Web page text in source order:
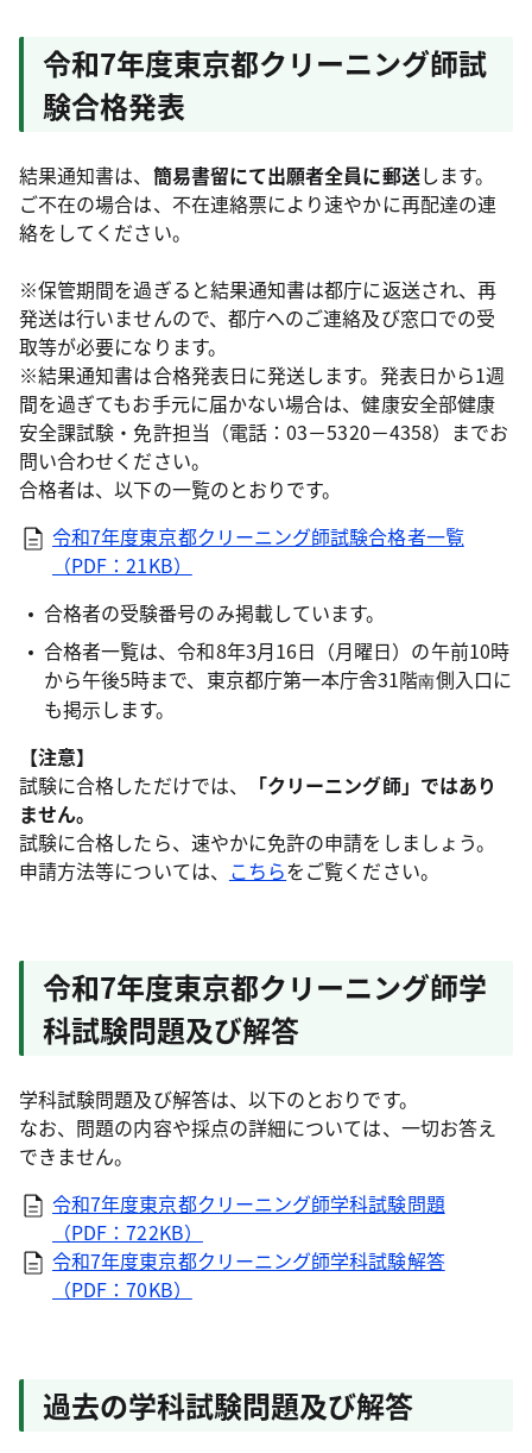
令和7年度東京都クリーニング師試
験合格発表
結果通知書は、 簡易書留にて出願者全員に郵送します。
ご不在の場合は、不在連絡票により速やかに再配達の連
絡をしてください。
※保管期間を過ぎると結果通知書は都庁に返送され、再
発送は行いませんので、都庁へのご連絡及び窓口での受
取等が必要になります。
※結果通知書は合格発表日に発送します。発表日から1週
間を過ぎてもお手元に届かない場合は、健康安全部健康
安全課試験・免許担当（電話：03－5320－4358）までお
問い合わせください。
合格者は、以下の一覧のとおりです。
令和7年度東京都クリーニング師試験合格者一覧
（PDF：21KB）
合格者の受験番号のみ掲載しています。
合格者一覧は、令和8年3月16日（月曜日）の午前10時
から午後5時まで、東京都庁第一本庁舎31階南側入口に
も掲示します。
【注意】
試験に合格しただけでは、
「クリーニング師」ではあり
ません。
試験に合格したら、速やかに免許の申請をしましょう。
申請方法等については、 こちらをご覧ください。
令和7年度東京都クリーニング師学
科試験問題及び解答
学科試験問題及び解答は、以下のとおりです。
なお、問題の内容や採点の詳細については、一切お答え
できません。
令和7年度東京都クリーニング師学科試験問題
（PDF：722KB）
令和7年度東京都クリーニング師学科試験解答
（PDF：70KB）
過去の学科試験問題及び解答